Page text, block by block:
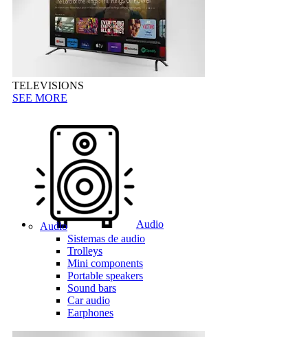
TELEVISIONS
SEE MORE
Audio
Audio
Sistemas de audio
Trolleys
Mini components
Portable speakers
Sound bars
Car audio
Earphones